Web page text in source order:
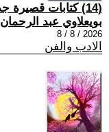
(14) كتابات قصيرة جدا / الهروب الصغير /
بويعلاوي عبد الرحمان
2026 / 8 / 8
الادب والفن